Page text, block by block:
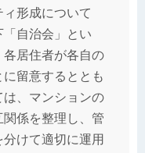
形成について
自治会」とい
各居住者が各自の
留意するととも
、マンションの
係を整理し、管
けて適切に運用